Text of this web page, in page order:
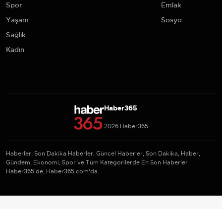
Spor
Yaşam
Sağlık
Kadın
Emlak
Sosyo
Haber365
2026 Haber365
Haberler, Son Dakika Haberler, Güncel Haberler, Son Dakika, Haber,
Gündem, Ekonomi, Spor ve Tüm Kategorilerde En Son Haberler
Haber365'de, Haber365.com'da.